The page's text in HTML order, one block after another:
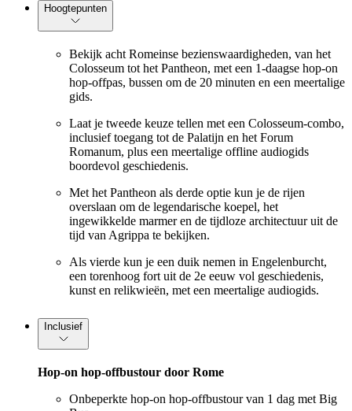
Hoogtepunten
Bekijk acht Romeinse bezienswaardigheden, van het
Colosseum tot het Pantheon, met een 1-daagse hop-on
hop-offpas, bussen om de 20 minuten en een meertalige
gids.
Laat je tweede keuze tellen met een Colosseum-combo,
inclusief toegang tot de Palatijn en het Forum
Romanum, plus een meertalige offline audiogids
boordevol geschiedenis.
Met het Pantheon als derde optie kun je de rijen
overslaan om de legendarische koepel, het
ingewikkelde marmer en de tijdloze architectuur uit de
tijd van Agrippa te bekijken.
Als vierde kun je een duik nemen in Engelenburcht,
een torenhoog fort uit de 2e eeuw vol geschiedenis,
kunst en relikwieën, met een meertalige audiogids.
Inclusief
Hop-on hop-offbustour door Rome
Onbeperkte hop-on hop-offbustour van 1 dag met Big